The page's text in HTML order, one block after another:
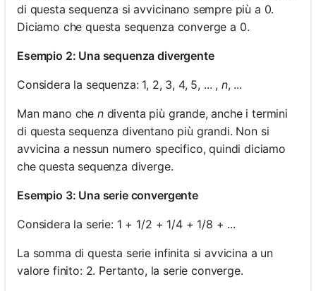
di questa sequenza si avvicinano sempre più a 0.
Diciamo che questa sequenza converge a 0.
Esempio 2: Una sequenza divergente
Considera la sequenza: 1, 2, 3, 4, 5, ... , n, ...
Man mano che ndiventa più grande, anche i termini
di questa sequenza diventano più grandi. Non si
avvicina a nessun numero specifico, quindi diciamo
che questa sequenza diverge.
Esempio 3: Una serie convergente
Considera la serie: 1 + 1/2 + 1/4 + 1/8 + ...
La somma di questa serie infinita si avvicina a un
valore finito: 2. Pertanto, la serie converge.